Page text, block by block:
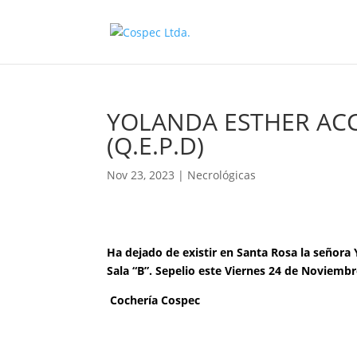
YOLANDA ESTHER
(Q.E.P.D)
Nov 23, 2023 | Necrológicas
Ha dejado de existir en Santa Rosa la
Sala “B”.Sepelio este Viernes 24 de
Cochería Cospec